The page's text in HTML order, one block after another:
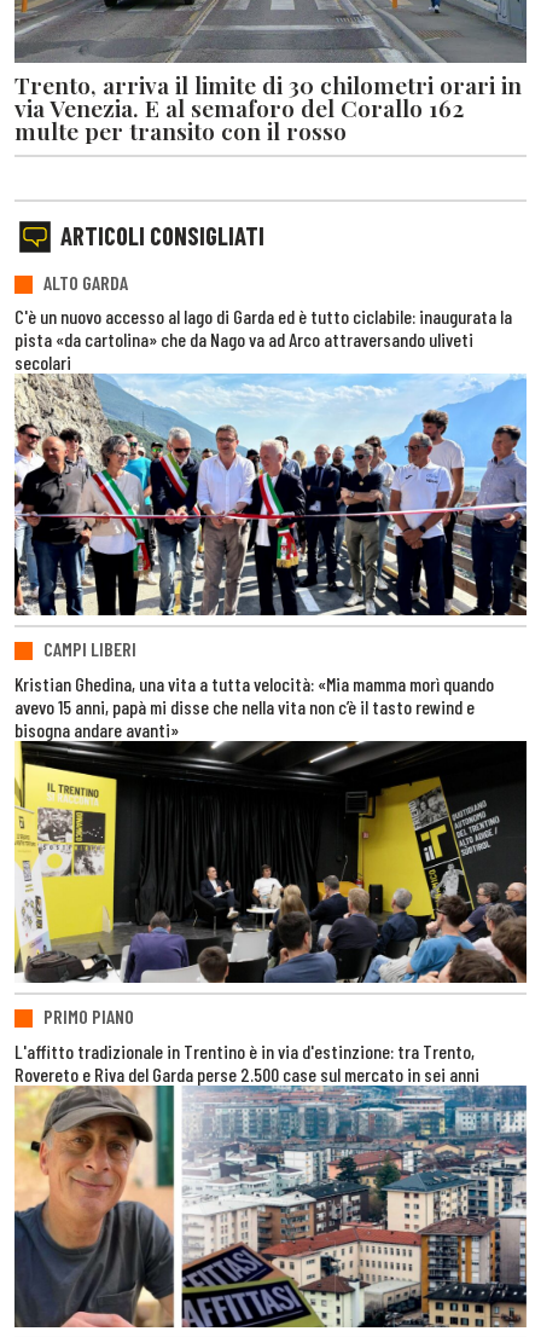
Trento, arriva il limite di 30 chilometri orari in
via Venezia. E al semaforo del Corallo 162
multe per transito con il rosso
ARTICOLI CONSIGLIATI
ALTO GARDA
C'è un nuovo accesso al lago di Garda ed è tutto ciclabile: inaugurata la
pista «da cartolina» che da Nago va ad Arco attraversando uliveti
secolari
CAMPI LIBERI
Kristian Ghedina, una vita a tutta velocità: «Mia mamma morì quando
avevo 15 anni, papà mi disse che nella vita non c’è il tasto rewind e
bisogna andare avanti»
PRIMO PIANO
L'affitto tradizionale in Trentino è in via d'estinzione: tra Trento,
Rovereto e Riva del Garda perse 2.500 case sul mercato in sei anni